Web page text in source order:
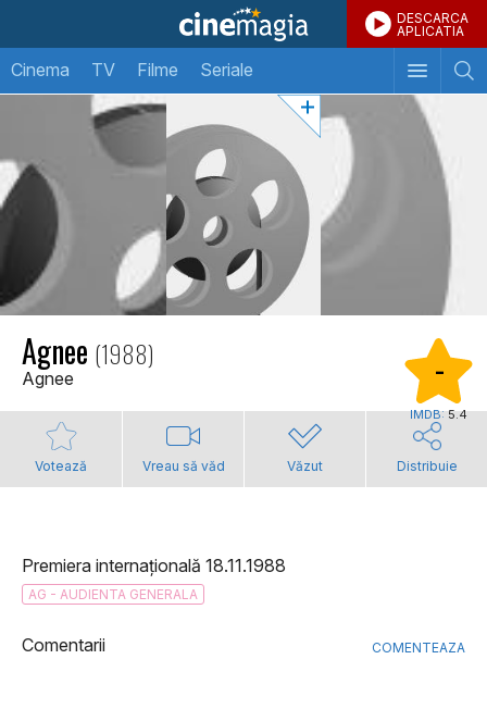
DESCARCA
APLICATIA
Cinema TV Filme Seriale
Agnee (1988)
Agnee -
IMDB:5.4
Votează Vreau să văd Văzut Distribuie
Premiera internațională 18.11.1988
AG - AUDIENTA GENERALA
Comentarii COMENTEAZA